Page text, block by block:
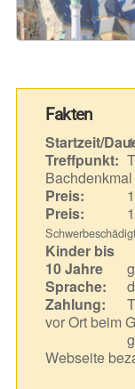
Fakten
Startzeit/
Treffpunkt:
Bachdenkmal
Preis:
Preis:
Kinder bis
10 Jahre
Sprache:
Zahlung:
vor Ort beim
Webseite